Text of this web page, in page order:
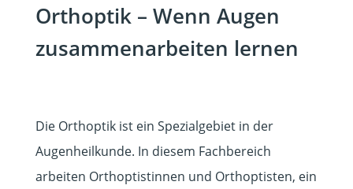
Orthoptik – Wenn Augen
zusammenarbeiten lernen
Die Orthoptik ist ein Spezialgebiet in der
Augenheilkunde. In diesem Fachbereich
arbeiten Orthoptistinnen und Orthoptisten, ein